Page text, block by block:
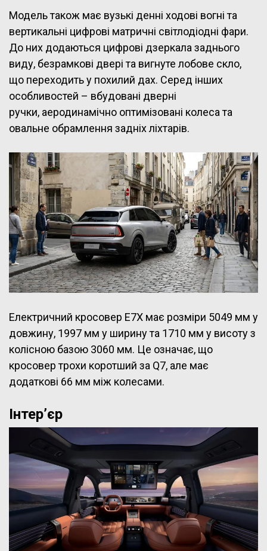
Модель також має вузькі денні ходові вогні та
вертикальні цифрові матричні світлодіодні фари.
До них додаються цифрові дзеркала заднього
виду, безрамкові двері та вигнуте лобове скло,
що переходить у похилий дах. Серед інших
особливостей – вбудовані дверні
ручки, аеродинамічно оптимізовані колеса та
овальне обрамлення задніх ліхтарів.
Електричний кросовер E7X має розміри 5049 мм у
довжину, 1997 мм у ширину та 1710 мм у висоту з
колісною базою 3060 мм. Це означає, що
кросовер трохи коротший за Q7, але має
додаткові 66 мм між колесами.
Інтер’єр